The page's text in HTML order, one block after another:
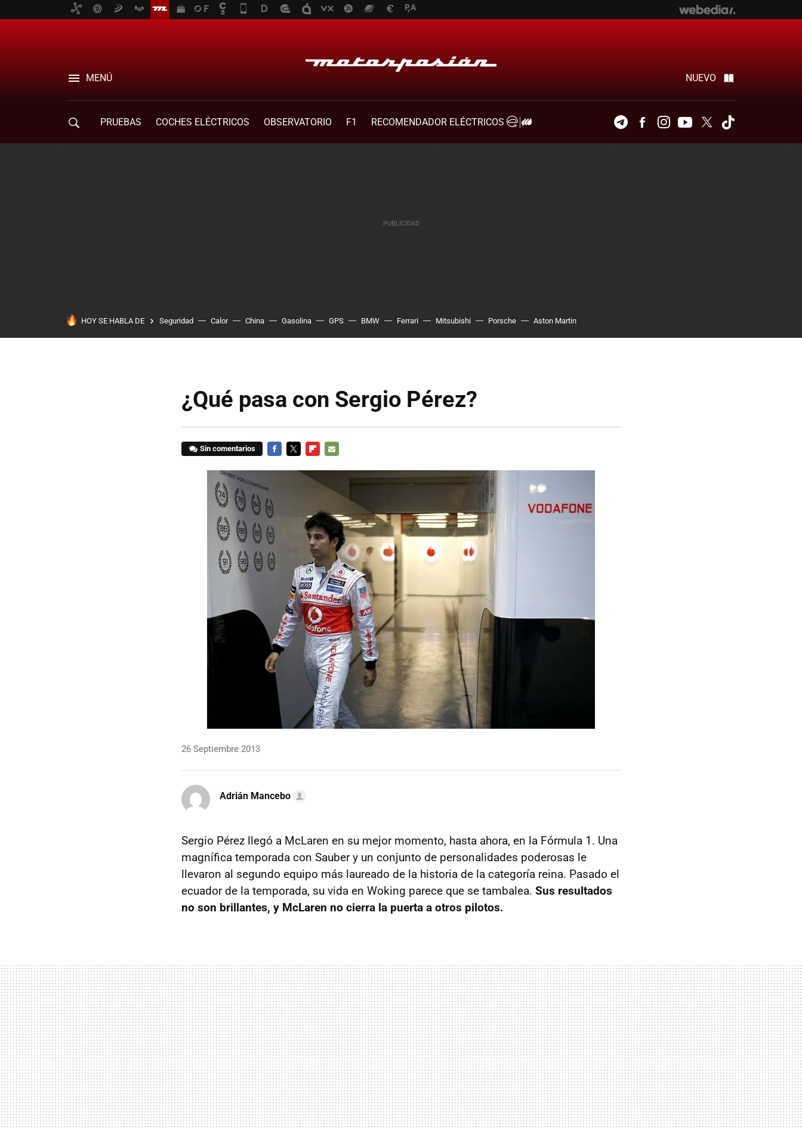
MENÚ NUEVO
PRUEBAS COCHES ELÉCTRICOS OBSERVATORIO F1
RECOMENDADOR ELÉCTRICOS
TelegramFacebookInstagramYoutubeTwitter
HOY SE HABLA DE Seguridad Calor China Gasolina GPS BMW Ferrari Mitsubishi Porsche Aston Martin
¿Qué pasa con Sergio Pérez?
Sin comentarios
26 Septiembre 2013
Adrián Mancebo
Sergio Pérez llegó a McLaren en su mejor momento, hasta ahora, en la Fórmula 1. Una
magnífica temporada con Sauber y un conjunto de personalidades poderosas le
llevaron al segundo equipo más laureado de la historia de la categoría reina. Pasado el
ecuador de la temporada, su vida en Woking parece que se tambalea. Sus resultados
no son brillantes, y McLaren no cierra la puerta a otros pilotos.